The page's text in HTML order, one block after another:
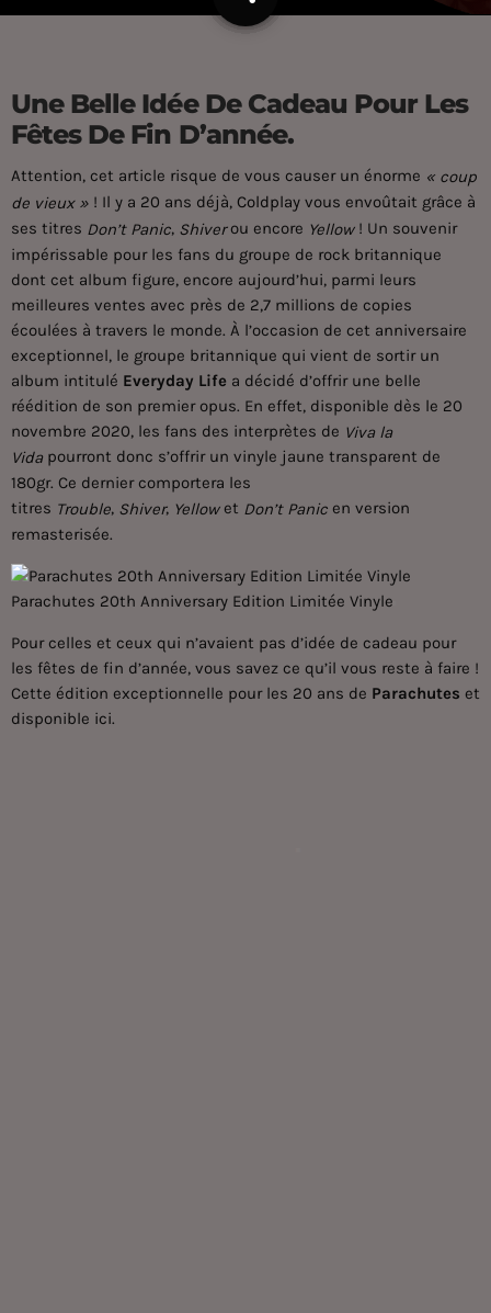
Une Belle Idée De Cadeau Pour Les
Fêtes De Fin D’année.
Attention, cet article risque de vous causer un énorme « coup
de vieux » ! Il y a 20 ans déjà, Coldplay vous envoûtait grâce à
ses titres Don’t Panic, Shiverou encore Yellow! Un souvenir
impérissable pour les fans du groupe de rock britannique
dont cet album figure, encore aujourd’hui, parmi leurs
meilleures ventes avec près de 2,7 millions de copies
écoulées à travers le monde. À l’occasion de cet anniversaire
exceptionnel, le groupe britannique qui vient de sortir un
album intitulé Everyday Life a décidé d’offrir une belle
réédition de son premier opus. En effet, disponible dès le 20
novembre 2020, les fans des interprètes de Viva la
Vidapourront donc s’offrir un vinyle jaune transparent de
180gr. Ce dernier comportera les
titres Trouble, Shiver, Yellowet Don’t Panic en version
remasterisée.
Parachutes 20th Anniversary Edition Limitée Vinyle
Pour celles et ceux qui n’avaient pas d’idée de cadeau pour
les fêtes de fin d’année, vous savez ce qu’il vous reste à faire !
Cette édition exceptionnelle pour les 20 ans de Parachutes et
disponible ici.